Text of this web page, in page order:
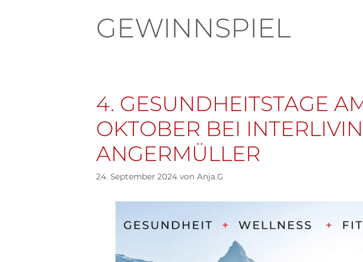
GEWINNSPIEL
4. GESUNDHEITSTAGE
OKTOBER BEI
ANGERMÜLLER
24. September 2024 von Anja.G